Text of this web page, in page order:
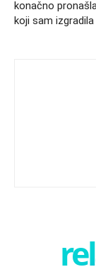
konačno
koji sam